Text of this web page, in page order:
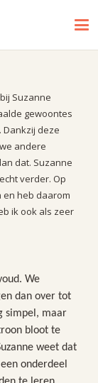
Suzanne
gewoontes
deze
andere
dat. Suzanne
verder. Op
en heb daarom
ik ook als zeer
We
dan over tot
simpel, maar
bloot te
weet dat
onderdeel